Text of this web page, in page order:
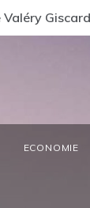
des Eaux et
ECONOMIE